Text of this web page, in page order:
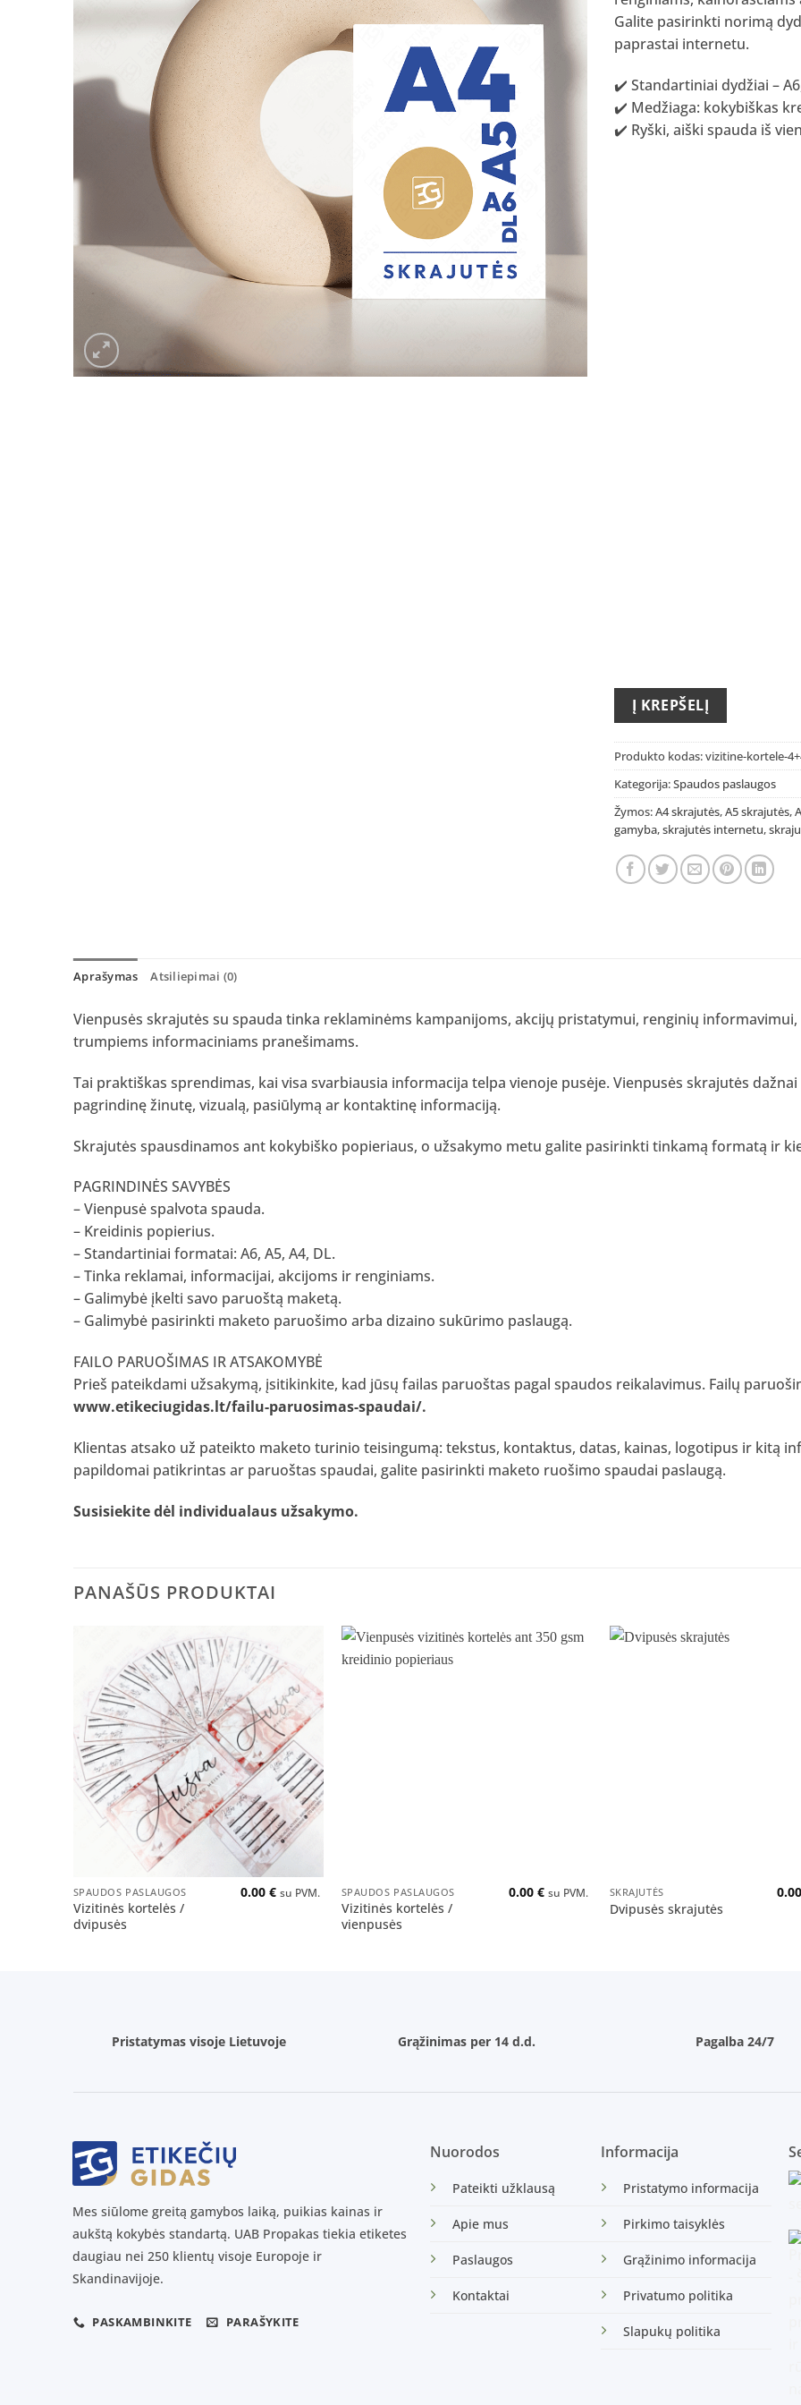
Galite pasirinkti norimą
paprastai internetu.
✔️ Standartiniai dydžiai –
✔️ Medžiaga: kokybiškas
✔️ Ryški, aiški spauda iš
Į KREPŠELĮ
Produkto kodas:vizitine-kortele-
Kategorija:Spaudos paslaugos
Žymos:A4 skrajutės,A5 skrajutės,
gamyba,skrajutės internetu,
Aprašymas Atsiliepimai (0)
Vienpusės skrajutės su spauda tinka reklaminėms kampanijoms, akcijų pristatymui, renginių
trumpiems informaciniams pranešimams.
Tai praktiškas sprendimas, kai visa svarbiausia informacija telpa vienoje pusėje. Vienpusės skrajutės
pagrindinę žinutę, vizualą, pasiūlymą ar kontaktinę informaciją.
Skrajutės spausdinamos ant kokybiško popieriaus, o užsakymo metu galite pasirinkti tinkamą formatą ir
PAGRINDINĖS SAVYBĖS
– Vienpusė spalvota spauda.
– Kreidinis popierius.
– Standartiniai formatai: A6, A5, A4, DL.
– Tinka reklamai, informacijai, akcijoms ir renginiams.
– Galimybė įkelti savo paruoštą maketą.
– Galimybė pasirinkti maketo paruošimo arba dizaino sukūrimo paslaugą.
FAILO PARUOŠIMAS IR ATSAKOMYBĖ
Prieš pateikdami užsakymą, įsitikinkite, kad jūsų failas paruoštas pagal spaudos reikalavimus. Failų
www.etikeciugidas.lt/failu-paruosimas-spaudai/.
Klientas atsako už pateikto maketo turinio teisingumą: tekstus, kontaktus, datas, kainas, logotipus ir kitą
papildomai patikrintas ar paruoštas spaudai, galite pasirinkti maketo ruošimo spaudai paslaugą.
Susisiekite dėl individualaus užsakymo.
PANAŠŪS PRODUKTAI
Pridėti
į norų
sąrašą
SPAUDOS PASLAUGOS
Vizitinės kortelės /
dvipusės
0.00€ su PVM. SPAUDOS PASLAUGOS
Vizitinės kortelės /
vienpusės
0.00€ su PVM. SKRAJUTĖS
Dvipusės skrajutės
Pristatymas visoje Lietuvoje Grąžinimas per 14 d.d. Pagalba 24/7
Mes siūlome greitą gamybos laiką, puikias kainas ir
aukštą kokybės standartą. UAB Propakas tiekia etiketes
daugiau nei 250 klientų visoje Europoje ir
Skandinavijoje.
PASKAMBINKITE PARAŠYKITE
Nuorodos
Pateikti užklausą
Apie mus
Paslaugos
Kontaktai
Informacija
Pristatymo informacija
Pirkimo taisyklės
Grąžinimo informacija
Privatumo politika
Slapukų politika